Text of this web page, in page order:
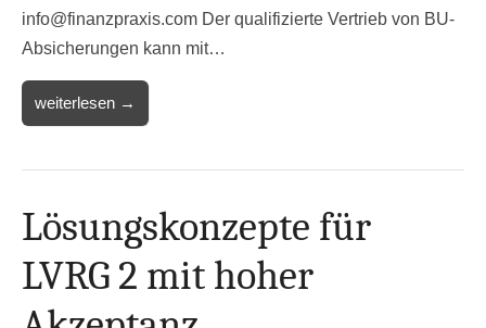
info@finanzpraxis.com Der qualifizierte Vertrieb von BU-
Absicherungen kann mit…
weiterlesen →
Lösungskonzepte für
LVRG 2 mit hoher